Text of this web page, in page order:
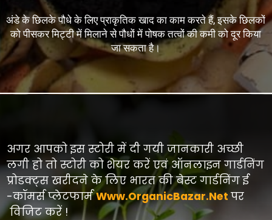
अंडे के छिलके पौधे के लिए प्राकृतिक खाद का काम करते हैं, इसके छिलकों
को पीसकर मिट्टी में मिलाने से पौधों में पोषक तत्वों की कमी को दूर किया
जा सकता है।
अगर आपको इस स्टोरी में दी गयी जानकारी अच्छी
लगी हो तो स्टोरी को शेयर करें एवं ऑनलाइन गार्डनिंग
प्रोडक्ट्स खरीदने के लिए भारत की बेस्ट गार्डनिंग ई
-कॉमर्स प्लेटफार्मWww.OrganicBazar.Netपर
विजिट करें !